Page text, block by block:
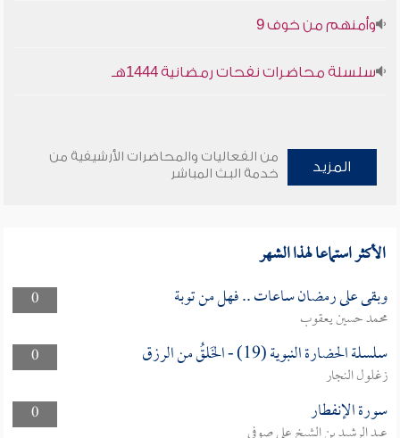
وأمنهم من خوف 9
سلسلة محاضرات نفحات رمضانية 1444هـ
المزيد
من الفعاليات والمحاضرات الأرشيفية من
خدمة البث المباشر
الأكثر استماعا لهذا الشهر
0 وبقى على رمضان ساعات .. فهل من توبة
محمد حسين يعقوب
0
سلسلة الحضارة النبوية (19) - الخَلقُ من الرزق
زغلول النجار
0
سورة الإنفطار